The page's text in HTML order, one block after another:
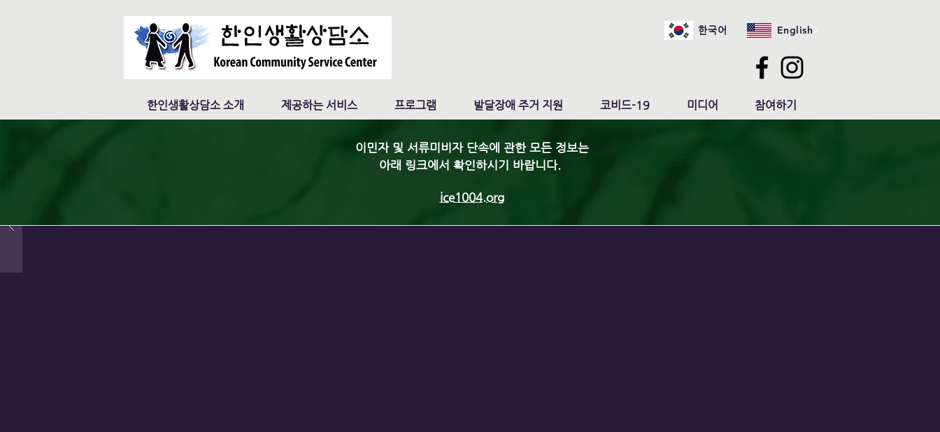
한국어 English
한인생활상담소 소개 제공하는 서비스 프로그램 발달장애 주거 지원 코비드-19 미디어 참여하기
이민자 및 서류미비자 단속에 관한 모든 정보는
아래 링크에서 확인하시기 바랍니다.
ice1004.org